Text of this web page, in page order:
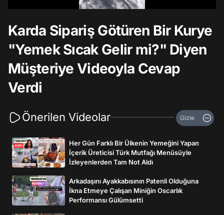
Karda Sipariş Götüren Bir Kurye
"Yemek Sıcak Gelir mi?" Diyen
Müşteriye Videoyla Cevap
Verdi
Önerilen Videolar Gizle
Her Gün Farklı Bir Ülkenin Yemeğini Yapan
İçerik Üreticisi Türk Mutfağı Menüsüyle
İzleyenlerden Tam Not Aldı
Arkadaşını Ayakkabısının Patenli Olduğuna
İkna Etmeye Çalışan Miniğin Oscarlık
Performansı Gülümsetti